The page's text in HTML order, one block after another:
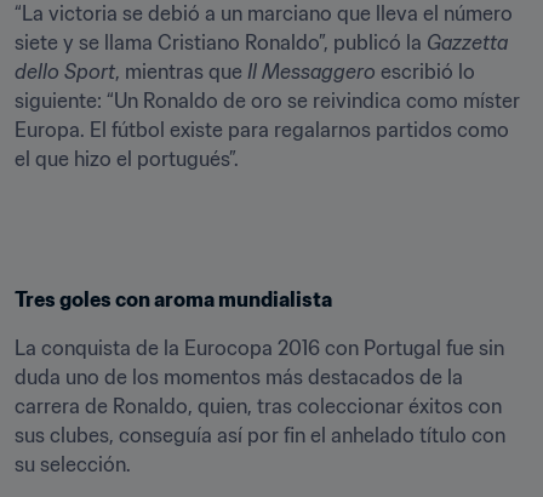
“La victoria se debió a un marciano que lleva el número
siete y se llama Cristiano Ronaldo”, publicó la Gazzetta
dello Sport, mientras que Il Messaggero escribió lo
siguiente: “Un Ronaldo de oro se reivindica como míster
Europa. El fútbol existe para regalarnos partidos como
el que hizo el portugués”.
Tres goles con aroma mundialista
La conquista de la Eurocopa 2016 con Portugal fue sin
duda uno de los momentos más destacados de la
carrera de Ronaldo, quien, tras coleccionar éxitos con
sus clubes, conseguía así por fin el anhelado título con
su selección.